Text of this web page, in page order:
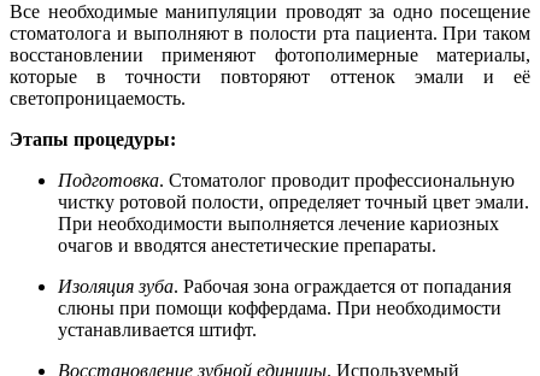
Все необходимые манипуляции проводят за одно посещение
стоматолога и выполняют в полости рта пациента. При таком
восстановлении применяют фотополимерные материалы,
которые в точности повторяют оттенок эмали и её
светопроницаемость.
Этапы процедуры:
Подготовка. Стоматолог проводит профессиональную
чистку ротовой полости, определяет точный цвет эмали.
При необходимости выполняется лечение кариозных
очагов и вводятся анестетические препараты.
Изоляция зуба. Рабочая зона ограждается от попадания
слюны при помощи коффердама. При необходимости
устанавливается штифт.
Восстановление зубной единицы. Используемый